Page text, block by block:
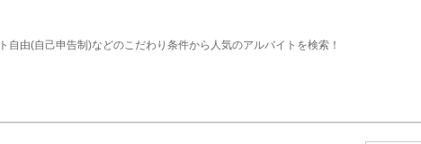
由(自己申告制)などのこだわり条件から人気のアルバイトを検索！